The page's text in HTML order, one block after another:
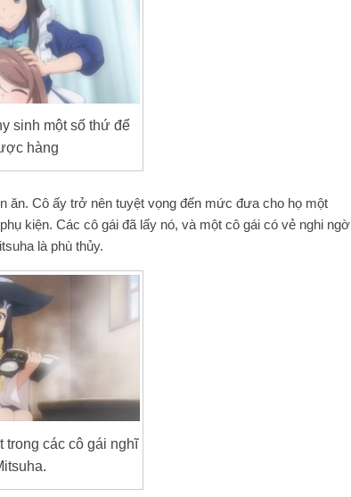
sinh một số thứ để
hàng
ăn. Cô ấy trở nên tuyệt vọng đến mức đưa cho họ một
kiện. Các cô gái đã lấy nó, và một cô gái có vẻ nghi ngờ
là phù thủy.
trong các cô gái nghĩ